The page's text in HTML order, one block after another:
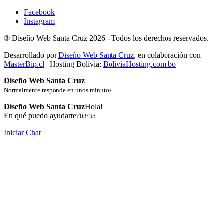
Facebook
Instagram
® Diseño Web Santa Cruz 2026 - Todos los derechos reservados.
Desarrollado porDiseño Web Santa Cruz, en colaboración con
MasterBip.cl | Hosting Bolivia: BoliviaHosting.com.bo
Diseño Web Santa Cruz
Normalmente responde en unos minutos.
Diseño Web Santa CruzHola!
En qué puedo ayudarte?03:35
Iniciar Chat